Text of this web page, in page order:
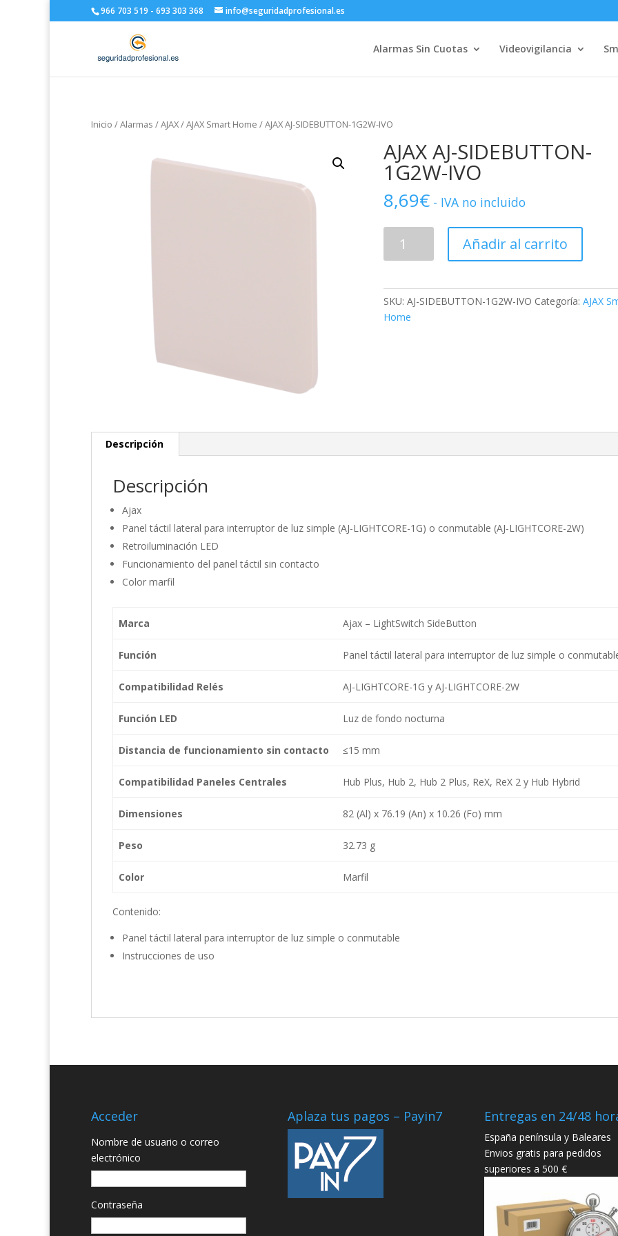
966 703 519 - 693 303 368 info@seguridadprofesional.es
Alarmas Sin Cuotas Videovigilancia
Inicio /Alarmas /AJAX/AJAX Smart Home / AJAX AJ-SIDEBUTTON-1G2W-IVO
AJAX AJ-SIDEBUTTON-
1G2W-IVO
8,69€ - IVA no incluido
SIDEBUTTON-
IVO
cantidad
Añadir al carrito
SKU:AJ-SIDEBUTTON-1G2W-IVO Categoría:AJAX
Home
Descripción
Descripción
Ajax
Panel táctil lateral para interruptor de luz simple (AJ-LIGHTCORE-1G) o conmutable (AJ-LIGHTCORE-2W)
Retroiluminación LED
Funcionamiento del panel táctil sin contacto
Color marfil
Marca Ajax – LightSwitch SideButton
Función Panel táctil lateral para interruptor de luz simple o
Compatibilidad Relés AJ-LIGHTCORE-1G y AJ-LIGHTCORE-2W
Función LED Luz de fondo nocturna
Distancia de funcionamiento sin contacto ≤15 mm
Compatibilidad Paneles Centrales Hub Plus, Hub 2, Hub 2 Plus, ReX, ReX 2 y Hub Hybrid
Dimensiones 82 (Al) x 76.19 (An) x 10.26 (Fo) mm
Peso 32.73 g
Color Marfil
Contenido:
Panel táctil lateral para interruptor de luz simple o conmutable
Instrucciones de uso
Acceder
Nombre de usuario o correo
electrónico
Contraseña
Aplaza tus pagos – Payin7 Entregas en 24/48
España península y Baleares
Envios gratis para pedidos
superiores a 500 €